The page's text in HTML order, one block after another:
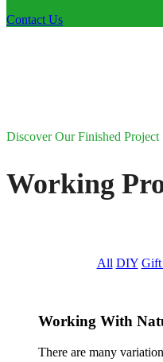
Contact Us
Discover Our Finished Project
Working
All DIY Gift
Working With
There are many